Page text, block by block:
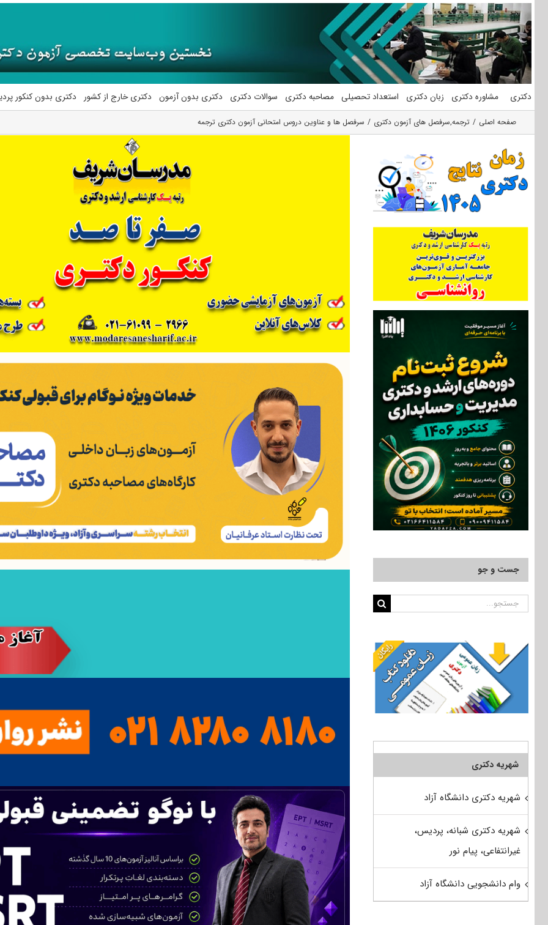
محتوا
دکتری مشاوره دکتری زبان دکتری استعداد تحصیلی مصاحبه دکتری سوالات دکتری دکتری بدون آزمون دکتری خارج از کشور دکتری بدون کنکور
صفحه اصلی ترجمه,سرفصل های آزمون دکتری سرفصل ها و عناوین دروس امتحانی آزمون دکتری ترجمه
جست و جو
جستجو
شهریه دکتری
شهریه دکتری دانشگاه آزاد
شهریه دکتری شبانه، پردیس،
غیرانتفاعی، پیام نور
وام دانشجویی دانشگاه آزاد